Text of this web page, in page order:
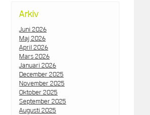
Arkiv
Juni 2026
Maj 2026
April 2026
Mars 2026
Januari 2026
December 2025
November 2025
Oktober 2025
September 2025
Augusti 2025